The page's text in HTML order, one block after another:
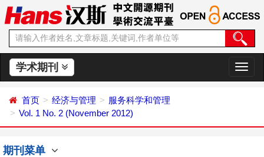
学术期刊
切
换
首页 经济与管理
服务科学和管理
Vol. 1 No. 2 (November 2012)
期刊菜单